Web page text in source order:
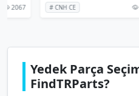
# CNH CE
Yedek Parça
FindTRParts?